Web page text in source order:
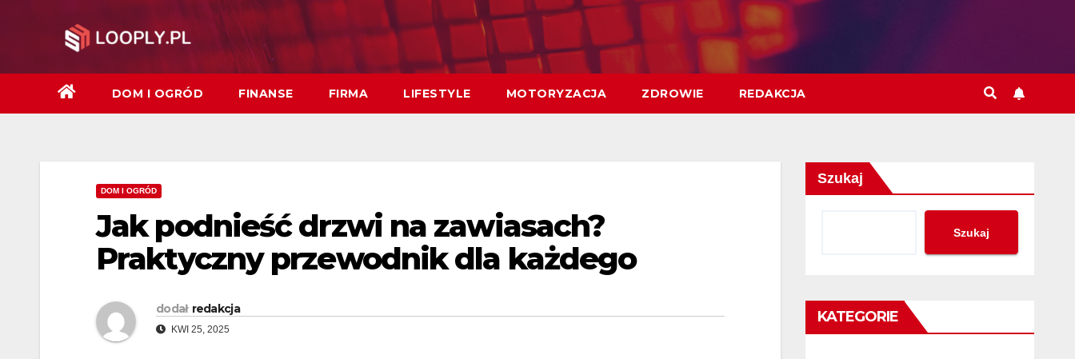
DOM I OGRÓD FINANSE FIRMA LIFESTYLE MOTORYZACJA ZDROWIE REDAKCJA
DOM I OGRÓD
Jak podnieść drzwi na zawiasach?
Praktyczny przewodnik dla każdego
dodał redakcja
KWI 25, 2025
Szukaj
Szukaj
KATEGORIE